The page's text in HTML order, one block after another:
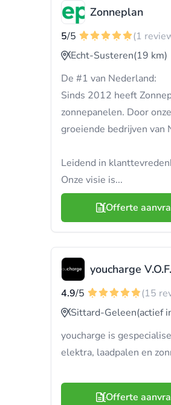
Zonneplan
5/5
(1
Echt-Susteren(19 km)
De #1 van Nederland:
Sinds 2012 heeft
zonnepanelen. Door
groeiende bedrijven van
Leidend in
Onze visie is...
Offerte
youcharge V.O.F.
4.9/5
(15
Sittard-Geleen(actief
youcharge is
elektra, laadpalen en
Offerte